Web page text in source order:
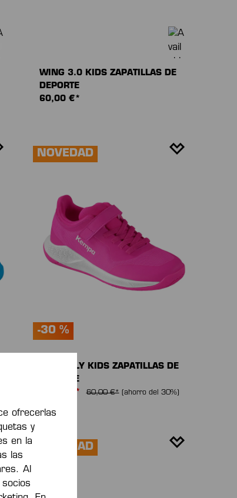
WING 3.0 KIDS ZAPATILLAS DE
DEPORTE
60,00 €*
NOVEDAD
-30 %
KOURTFLY KIDS ZAPATILLAS DE
DEPORTE
42,00 €*
60,00 €* (ahorro del 30%)
NOVEDAD
ofrecerlas
y
en la
las
Al